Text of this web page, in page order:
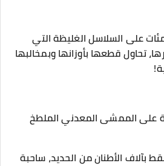
على السلاسل الغليظة التي
تحاول قطعها بأوزانها وبمخالبها
على الممشى المعدني الملطخ
بآلاف الأطنان من الحديد، ساحبة